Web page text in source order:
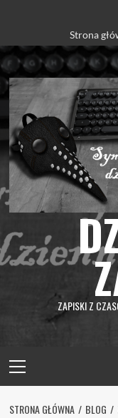
content
Strona
ZAPISKI Z
Menu
STRONA GŁÓWNA BLOG